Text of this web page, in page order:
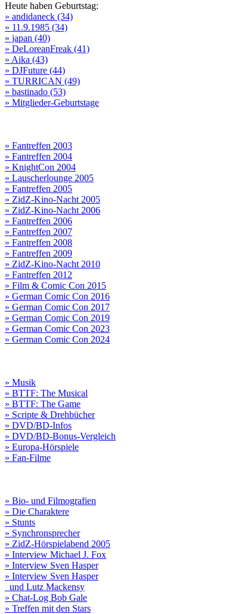
Heute haben Geburtstag:
» andidaneck (34)
» 11.9.1985 (34)
» japan (40)
» DeLoreanFreak (41)
» Aika (43)
» DJFuture (44)
» TURRICAN (49)
» bastinado (53)
» Mitglieder-Geburtstage
» Fantreffen 2003
» Fantreffen 2004
» KnightCon 2004
» Lauscherlounge 2005
» Fantreffen 2005
» ZidZ-Kino-Nacht 2005
» ZidZ-Kino-Nacht 2006
» Fantreffen 2006
» Fantreffen 2007
» Fantreffen 2008
» Fantreffen 2009
» ZidZ-Kino-Nacht 2010
» Fantreffen 2012
» Film & Comic Con 2015
» German Comic Con 2016
» German Comic Con 2017
» German Comic Con 2019
» German Comic Con 2023
» German Comic Con 2024
» Musik
» BTTF: The Musical
» BTTF: The Game
» Scripte & Drehbücher
» DVD/BD-Infos
» DVD/BD-Bonus-Vergleich
» Europa-Hörspiele
» Fan-Filme
» Bio- und Filmografien
» Die Charaktere
» Stunts
» Synchronsprecher
» ZidZ-Hörspielabend 2005
» Interview Michael J. Fox
» Interview Sven Hasper
» Interview Sven Hasper
und Lutz Mackensy
» Chat-Log Bob Gale
» Treffen mit den Stars